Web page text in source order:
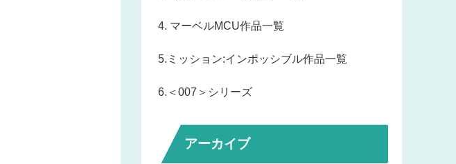
4. マーベルMCU作品一覧
5.ミッション:インポッシブル作品一覧
6.＜007＞シリーズ
アーカイブ